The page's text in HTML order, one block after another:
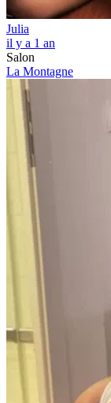
Julia
il y a 1 an
Salon
La Montagne